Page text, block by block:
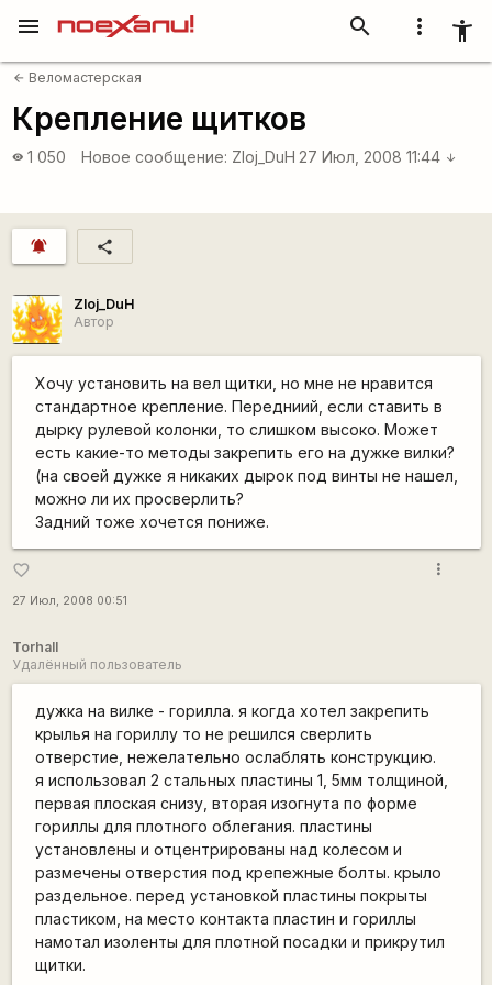
more_vert accessibility_new
search
menu
arrow_back Веломастерская
Крепление щитков
visibility 1 050 Новое сообщение: Zloj_DuH 27 Июл, 2008 11:44 arrow_downward
notifications_active share
Zloj_DuH
Автор
Хочу установить на вел щитки, но мне не нравится
стандартное крепление. Передниий, если ставить в
дырку рулевой колонки, то слишком высоко. Может
есть какие-то методы закрепить его на дужке вилки?
(на своей дужке я никаких дырок под винты не нашел,
можно ли их просверлить?
Задний тоже хочется пониже.
favorite_border
27 Июл, 2008 00:51
more_vert
Torhall
Удалённый пользователь
дужка на вилке - горилла. я когда хотел закрепить
крылья на гориллу то не решился сверлить
отверстие, нежелательно ослаблять конструкцию.
я использовал 2 стальных пластины 1, 5мм толщиной,
первая плоская снизу, вторая изогнута по форме
гориллы для плотного облегания. пластины
установлены и отцентрированы над колесом и
размечены отверстия под крепежные болты. крыло
раздельное. перед установкой пластины покрыты
пластиком, на место контакта пластин и гориллы
намотал изоленты для плотной посадки и прикрутил
щитки.